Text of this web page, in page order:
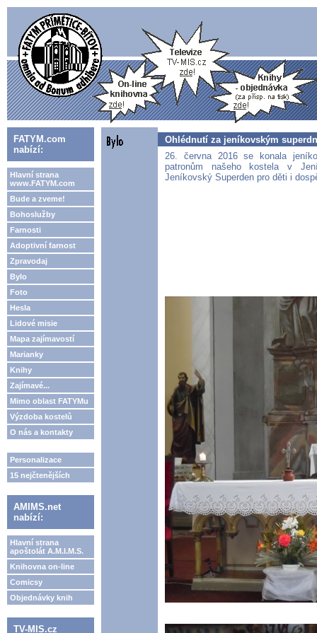
FATYM.com
nabízí:
Hlavní strana
www.FATYM.com
Bude a zveme!
Bohoslužby
Farnosti
Adoptivní farnost
Zpravodaj
Bylo
Foto
Hesla
Lidové misie
Mapa zajímavostí
Marianky
Knihy
Zajímavé...
Mimo oblast FATYMu
Výzdoba kostelů
O nás a kontakty
Personalizace
15 nejčtenějších
AMIMS.net
nabízí:
Hlavní strana
apoštolát A.M.I.M.S.
Knihovna on-line
Comicsy
Objednávky knih
TV-MIS.cz
Ohlédnutí za jeníkovským
26. června 2016 se konala
patronům našeho kostela v
Jeníkovský Superden pro děti i